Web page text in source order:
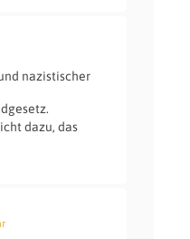
nazistischer
dazu, das